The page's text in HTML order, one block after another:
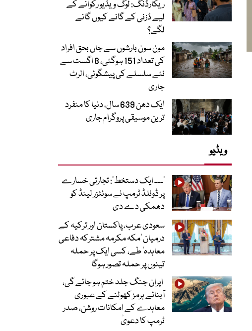
ریکارڈنگ: لوگ ویڈیو رکوانے کے
لیے ڈزنی کے گانے کیوں گانے
لگے؟
مون سون بارشوں سے جاں بحق افراد
کی تعداد 151 ہوگئی، 8 اگست سے
نئے سلسلے کی پیشگوئی، الرٹ
جاری
ایک دھن 639 سال، دنیا کا منفرد
ترین موسیقی پروگرام جاری
ویڈیو
’۔۔۔ ایک دستخط‘: تجارتی خسارے
پر ڈونلڈ ٹرمپ نے سوئٹزر لینڈ کو
دھمکی دے دی
سعودی عرب، پاکستان اور ترکیہ کے
درمیان ’مکہ مکرمہ مشترکہ دفاعی
معاہدہ‘ طے، کسی ایک پر حملہ
تینوں پر حملہ تصور ہوگا
ایران جنگ جلد ختم ہو جائے گی،
آبنائے ہرمز کھولنے کے عبوری
معاہدے کے امکانات روشن، صدر
ٹرمپ کا دعویٰ